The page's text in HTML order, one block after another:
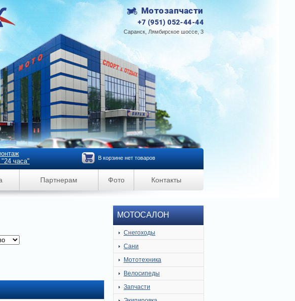
Мотозапчасти
+7 (951) 052-44-44
Саранск, Лямбирское шоссе, 3
Партнерам Фото Контакты
часа"
В корзине нет товаров
МОТОСАЛОН
Снегоходы
Сани
Мототехника
Велосипеды
Запчасти